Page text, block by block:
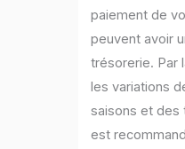
paiement de
peuvent avoir
trésorerie. Par
les variations
saisons et des
est